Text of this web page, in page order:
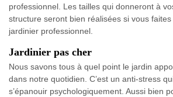
professionnel. Les tailles qui donneront à
structure seront bien réalisées si vous faites
jardinier professionnel.
Jardinier pas cher
Nous savons tous à quel point le jardin
dans notre quotidien. C’est un anti-stress
s’épanouir psychologiquement. Aussi bien